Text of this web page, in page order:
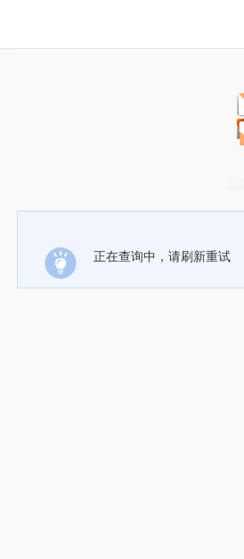
正在查询中，请刷新重试